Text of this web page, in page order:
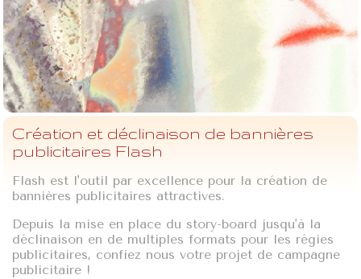
Création et déclinaison de bannières
publicitaires Flash
Flash est l'outil par excellence pour la création de
bannières publicitaires attractives.
Depuis la mise en place du story-board jusqu'à la
déclinaison en de multiples formats pour les régies
publicitaires, confiez nous votre projet de campagne
publicitaire !